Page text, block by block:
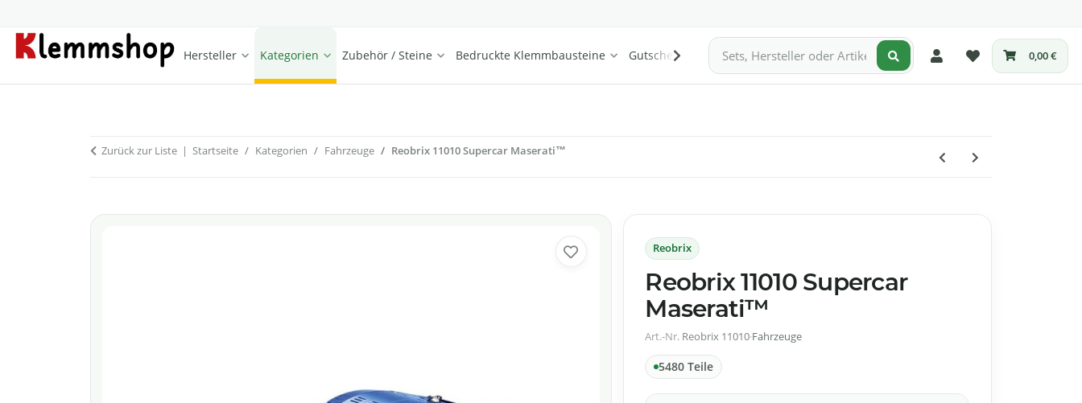
0,00 €
Hersteller Kategorien Zubehör / Steine Bedruckte Klemmbausteine Gutscheine Sonderpreise
Zurück zur Liste Startseite Kategorien Fahrzeuge Reobrix 11010 Supercar Maserati™
Reobrix
Reobrix 11010 Supercar
Maserati™
Art.-Nr. Reobrix 11010·Fahrzeuge
5480 Teile